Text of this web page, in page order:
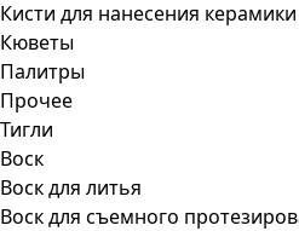
Кисти для нанесения керамики
Кюветы
Палитры
Прочее
Тигли
Воск
Воск для литья
Воск для съемного